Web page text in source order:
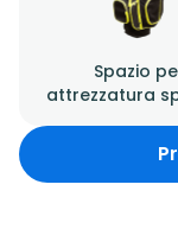
Spazio
attrezzatura